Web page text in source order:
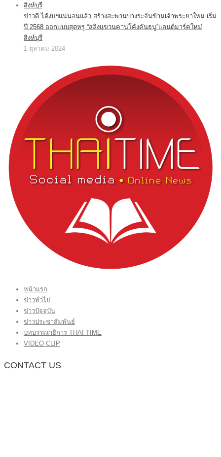
ข่าวดี ได้งบฯแน่นอนแล้ว สร้างสะพานบางระจันข้ามเจ้าพระยาใหม่ เริ่ม
ปี 2568 ออกแบบสุดหรู “สลิงแขวนคานโค้งคันธนู”แลนด์มาร์คใหม่
สิงห์บุรี
1 ตุลาคม 2024
หน้าแรก
ข่าวทั่วไป
ข่าวปัจจุบัน
ข่าวประชาสัมพันธ์
บทบรรณาธิการ THAI TIME
VIDEO CLIP
CONTACT US